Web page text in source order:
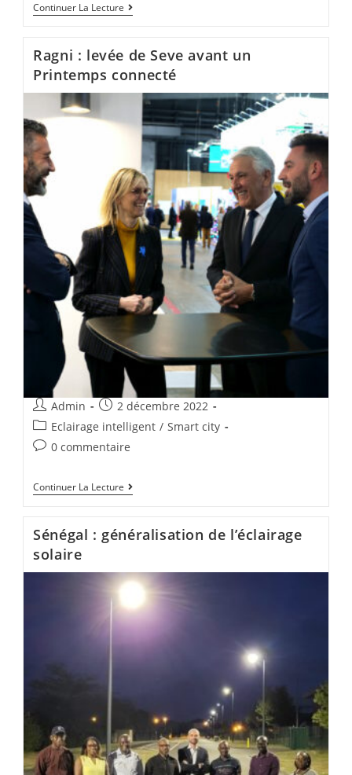
Continuer La Lecture
Ragni : levée de Seve avant un
Printemps connecté
Admin
2 décembre 2022
Eclairage intelligent / Smart city
0 commentaire
Continuer La Lecture
Sénégal : généralisation de l’éclairage
solaire